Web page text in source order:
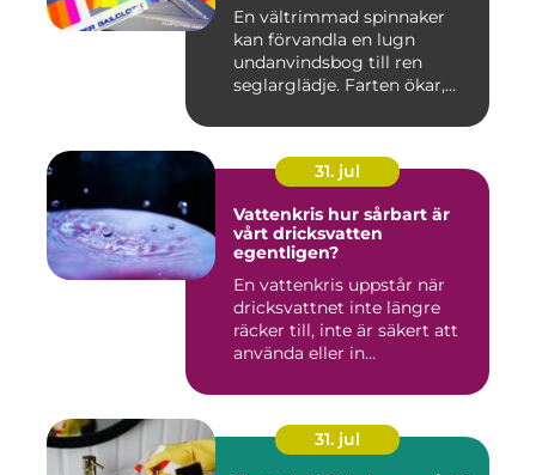
En vältrimmad spinnaker
kan förvandla en lugn
undanvindsbog till ren
seglarglädje. Farten ökar,
31. jul
Vattenkris hur sårbart är
vårt dricksvatten
egentligen?
En vattenkris uppstår när
dricksvattnet inte längre
räcker till, inte är säkert att
använda eller in...
31. jul